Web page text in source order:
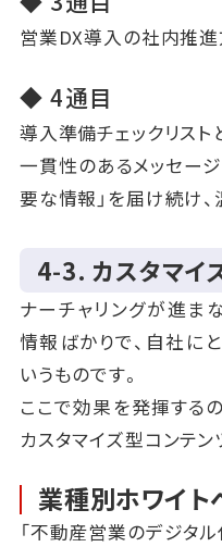
営業DX導入の社内推
◆ 4通目
導入準備チェックリス
一貫性のあるメッセー
要な情報」を届け続け
4‑3. カスタマイ
ナーチャリングが進ま
情報ばかりで、自社に
いうものです。
ここで効果を発揮する
カスタマイズ型コンテン
業種別ホワイト
「不動産営業のデジタ